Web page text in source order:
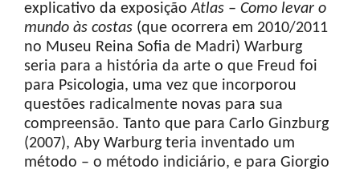
explicativo da exposiçãoAtlas – Como levar o
mundo às costas (que ocorrera em 2010/2011
no Museu Reina Sofia de Madri) Warburg
seria para a história da arte o que Freud foi
para Psicologia, uma vez que incorporou
questões radicalmente novas para sua
compreensão. Tanto que para Carlo Ginzburg
(2007), Aby Warburg teria inventado um
método – o método indiciário, e para Giorgio